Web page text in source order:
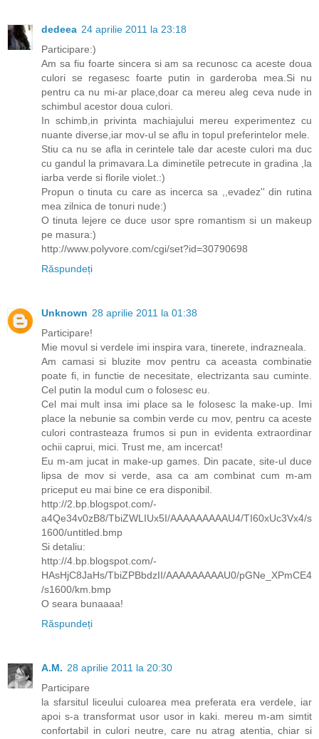
dedeea 24 aprilie 2011 la 23:18
Participare:)
Am sa fiu foarte sincera si am sa recunosc ca aceste doua
culori se regasesc foarte putin in garderoba mea.Si nu
pentru ca nu mi-ar place,doar ca mereu aleg ceva nude in
schimbul acestor doua culori.
In schimb,in privinta machiajului mereu experimentez cu
nuante diverse,iar mov-ul se aflu in topul preferintelor mele.
Stiu ca nu se afla in cerintele tale dar aceste culori ma duc
cu gandul la primavara.La diminetile petrecute in gradina ,la
iarba verde si florile violet.:)
Propun o tinuta cu care as incerca sa ,,evadez'' din rutina
mea zilnica de tonuri nude:)
O tinuta lejere ce duce usor spre romantism si un makeup
pe masura:)
http://www.polyvore.com/cgi/set?id=30790698
Răspundeți
Unknown 28 aprilie 2011 la 01:38
Participare!
Mie movul si verdele imi inspira vara, tinerete, indrazneala.
Am camasi si bluzite mov pentru ca aceasta combinatie
poate fi, in functie de necesitate, electrizanta sau cuminte.
Cel putin la modul cum o folosesc eu.
Cel mai mult insa imi place sa le folosesc la make-up. Imi
place la nebunie sa combin verde cu mov, pentru ca aceste
culori contrasteaza frumos si pun in evidenta extraordinar
ochii caprui, mici. Trust me, am incercat!
Eu m-am jucat in make-up games. Din pacate, site-ul duce
lipsa de mov si verde, asa ca am combinat cum m-am
priceput eu mai bine ce era disponibil.
http://2.bp.blogspot.com/-
a4Qe34v0zB8/TbiZWLIUx5I/AAAAAAAAAU4/TI60xUc3Vx4/s
1600/untitled.bmp
Si detaliu:
http://4.bp.blogspot.com/-
HAsHjC8JaHs/TbiZPBbdzII/AAAAAAAAAU0/pGNe_XPmCE4
/s1600/km.bmp
O seara bunaaaa!
Răspundeți
A.M. 28 aprilie 2011 la 20:30
Participare
la sfarsitul liceului culoarea mea preferata era verdele, iar
apoi s-a transformat usor usor in kaki. mereu m-am simtit
confortabil in culori neutre, care nu atrag atentia, chiar si